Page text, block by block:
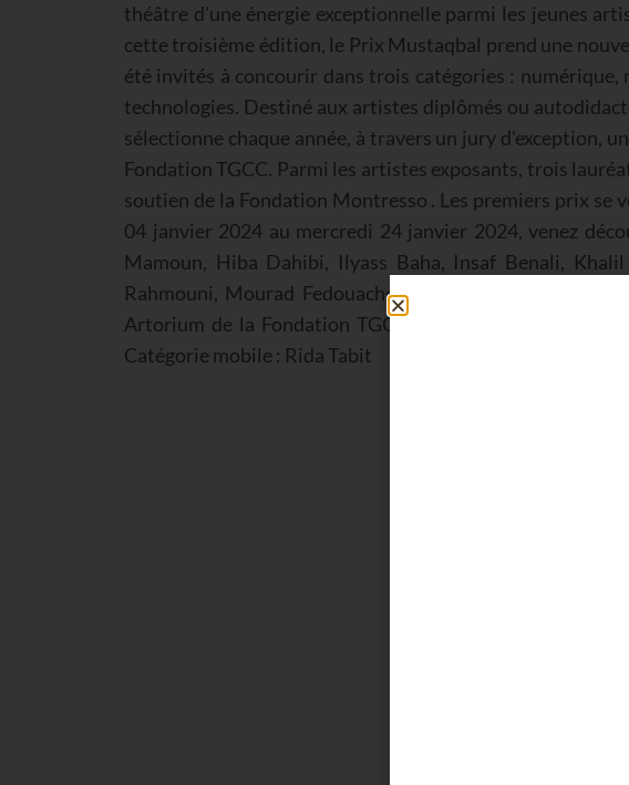
théâtre d'une énergie exceptionnelle parmi les jeunes
cette troisième édition, le Prix Mustaqbal prend une
été invités à concourir dans trois catégories : numérique,
technologies. Destiné aux artistes diplômés ou
sélectionne chaque année, à travers un jury d'exception,
Fondation TGCC. Parmi les artistes exposants, trois
soutien de la Fondation Montresso . Les premiers prix
04 janvier 2024 au mercredi 24 janvier 2024, venez
Mamoun, Hiba Dahibi, Ilyass Baha, Insaf Benali,
Rahmouni, Mourad Fedouache, Nabil Boudarqa, Rida
Artorium de la Fondation TGCC. Les lauréats sont:
Catégorie mobile : Rida Tabit